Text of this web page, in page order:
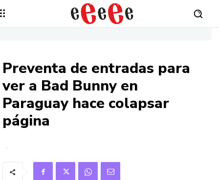
Preventa de entradas para
ver a Bad Bunny en
Paraguay hace colapsar
página